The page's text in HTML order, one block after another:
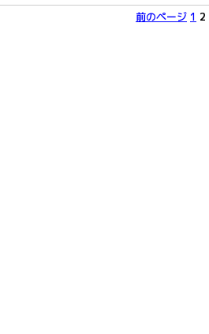
前のページ 1 2